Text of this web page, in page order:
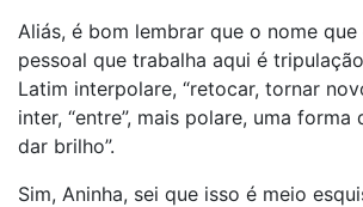
Aliás, é bom lembrar que o nome que
pessoal que trabalha aqui é
Latim interpolare, “retocar, tornar
inter, “entre”, mais polare, uma forma
dar brilho”.
Sim, Aninha, sei que isso é meio